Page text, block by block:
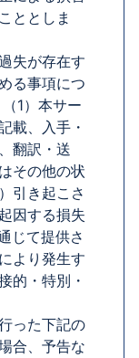
ととしま
失が存在す
る事項につ
1）本サー
載、入手・
翻訳・送
その他の状
引き起こさ
因する損失
じて提供さ
より発生す
的・特別・
った下記の
合、予告な